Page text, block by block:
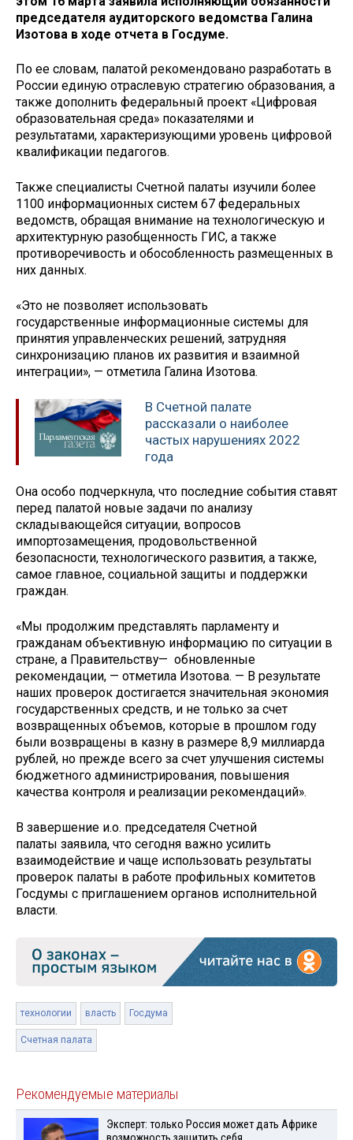
председателя аудиторского ведомства Галина
Изотова в ходе отчета в Госдуме.
По ее словам, палатой рекомендовано разработать в
России единую отраслевую стратегию образования, а
также дополнить федеральный проект «Цифровая
образовательная среда» показателями и
результатами, характеризующими уровень цифровой
квалификации педагогов.
Также специалисты Счетной палаты изучили более
1100 информационных систем 67 федеральных
ведомств, обращая внимание на технологическую и
архитектурную разобщенность ГИС, а также
противоречивость и обособленность размещенных в
них данных.
«Это не позволяет использовать
государственные информационные системы для
принятия управленческих решений, затрудняя
синхронизацию планов их развития и взаимной
интеграции», — отметила Галина Изотова.
В Счетной палате
рассказали о наиболее
частых нарушениях 2022
года
Она особо подчеркнула, что последние события ставят
перед палатой новые задачи по анализу
складывающейся ситуации, вопросов
импортозамещения, продовольственной
безопасности, технологического развития, а также,
самое главное, социальной защиты и поддержки
граждан.
«Мы продолжим представлять парламенту и
гражданам объективную информацию по ситуации в
стране, а Правительству— обновленные
рекомендации, — отметила Изотова. — В результате
наших проверок достигается значительная экономия
государственных средств, и не только за счет
возвращенных объемов, которые в прошлом году
были возвращены в казну в размере 8,9 миллиарда
рублей, но прежде всего за счет улучшения системы
бюджетного администрирования, повышения
качества контроля и реализации рекомендаций».
В завершение и.о. председателя Счетной
палаты заявила, что сегодня важно усилить
взаимодействие и чаще использовать результаты
проверок палаты в работе профильных комитетов
Госдумы с приглашением органов исполнительной
власти.
технологии власть Госдума
Счетная палата
Рекомендуемые материалы
Эксперт: только Россия может дать Африке